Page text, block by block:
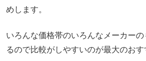
めします。
いろんな価格帯のいろんなメーカー
るので比較がしやすいのが最大のおす